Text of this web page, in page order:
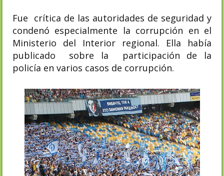
Fue crítica de las autoridades de seguridad y
condenó especialmente la corrupción en el
Ministerio del Interior regional. Ella había
publicado sobre la participación de la
policía en varios casos de corrupción.